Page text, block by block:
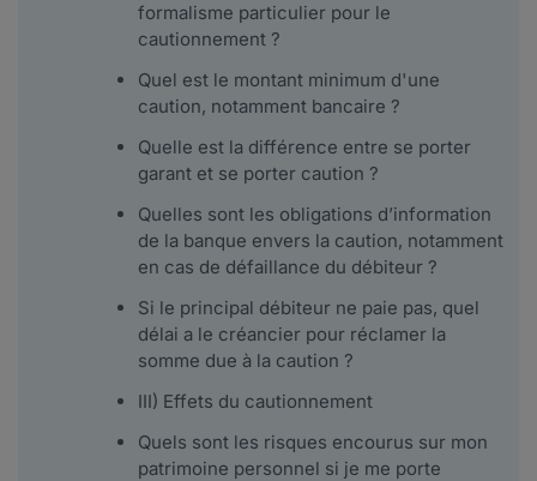
formalisme particulier pour le
cautionnement ?
Quel est le montant minimum d'une
caution, notamment bancaire ?
Quelle est la différence entre se porter
garant et se porter caution ?
Quelles sont les obligations d’information
de la banque envers la caution, notamment
en cas de défaillance du débiteur ?
Si le principal débiteur ne paie pas, quel
délai a le créancier pour réclamer la
somme due à la caution ?
III) Effets du cautionnement
Quels sont les risques encourus sur mon
patrimoine personnel si je me porte